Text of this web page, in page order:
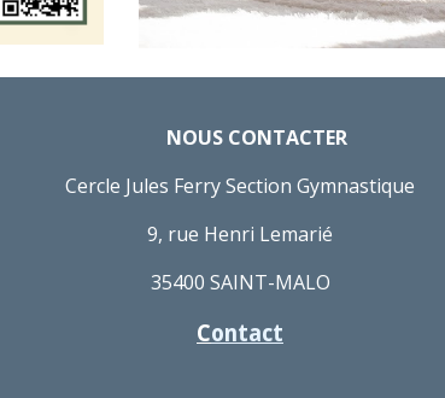
NOUS CONTACTER
Cercle Jules Ferry Section Gymnastique
9, rue Henri Lemarié
35400 SAINT-MALO
Contact